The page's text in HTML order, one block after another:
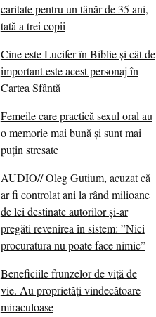
caritate pentru un tânăr de 35 ani,
tată a trei copii
Cine este Lucifer în Biblie și cât de
important este acest personaj în
Cartea Sfântă
Femeile care practică sexul oral au
o memorie mai bună și sunt mai
puțin stresate
AUDIO// Oleg Gutium, acuzat că
ar fi controlat ani la rând milioane
de lei destinate autorilor și-ar
pregăti revenirea în sistem: ”Nici
procuratura nu poate face nimic”
Beneficiile frunzelor de viță de
vie. Au proprietăţi vindecătoare
miraculoase